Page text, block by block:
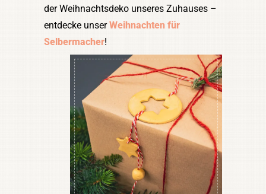
der Weihnachtsdeko unseres Zuhauses –
entdecke unserWeihnachten für
Selbermacher!